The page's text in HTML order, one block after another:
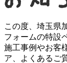
この度、埼玉県
フォームの特設
施工事例やお客
ア、よくあるご